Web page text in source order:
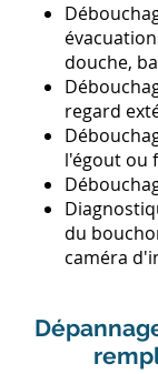
douche,
regard
l'égout ou
du
caméra